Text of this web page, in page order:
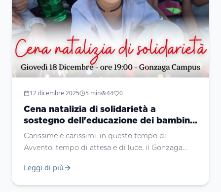
12 dicembre 2025 5 min 44 0
Cena natalizia di solidarietà a
sostegno dell'educazione dei bambini
palestinesi e al sostegno delle nostre
missioni.
Carissime e carissimi, in questo tempo di
Avvento, tempo di attesa e di luce, il Gonzaga
custodire e sostenere la speranza, soprattutto
Leggi di più